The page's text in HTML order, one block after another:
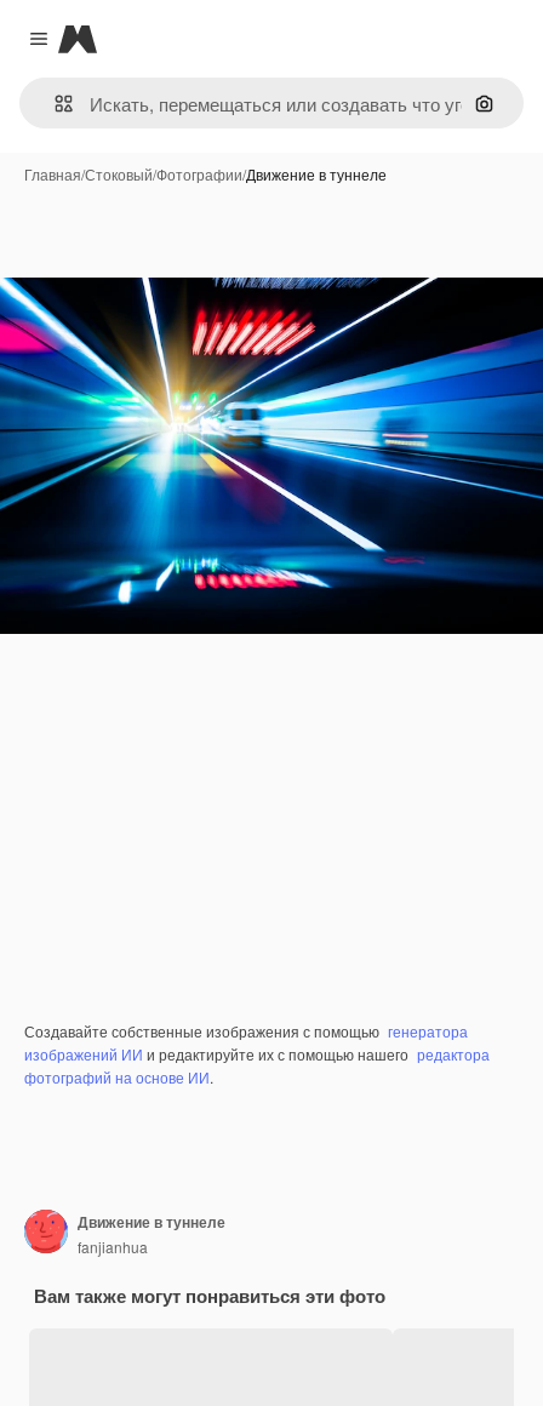
Close menu
Magnific
Поиск
Главная/Стоковый/Фотографии/Движение в туннеле
Создавайте собственные изображения с помощью генератора
изображений ИИ и редактируйте их с помощью нашего редактора
фотографий на основе ИИ.
Движение в туннеле
fanjianhua
Вам также могут понравиться эти фото